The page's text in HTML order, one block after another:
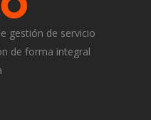
gestión de servicio
de forma integral